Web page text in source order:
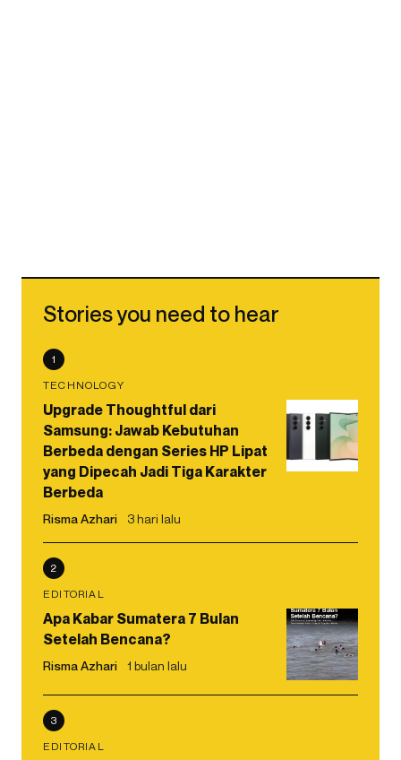
Stories you need to hear
1
TECHNOLOGY
Upgrade Thoughtful dari
Samsung: Jawab Kebutuhan
Berbeda dengan Series HP Lipat
yang Dipecah Jadi Tiga Karakter
Berbeda
Risma Azhari 3 hari lalu
2
EDITORIAL
Apa Kabar Sumatera 7 Bulan
Setelah Bencana?
Risma Azhari 1 bulan lalu
3
EDITORIAL